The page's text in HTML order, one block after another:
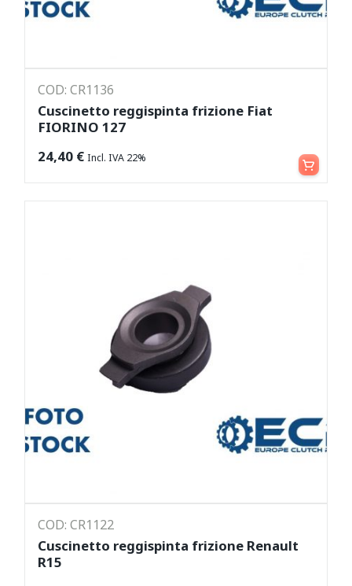
COD: CR1136
Cuscinetto reggispinta frizione Fiat
FIORINO 127
24,40 € Incl. IVA 22% Aggiungi al carrello
COD: CR1122
Cuscinetto reggispinta frizione Renault
R15